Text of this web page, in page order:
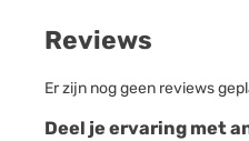
Reviews
Er zijn nog geen reviews
Deel je ervaring met